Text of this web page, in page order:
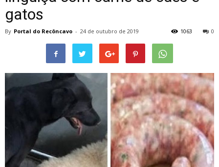
gatos
By Portal do Recôncavo - 24 de outubro de 2019 0
1063